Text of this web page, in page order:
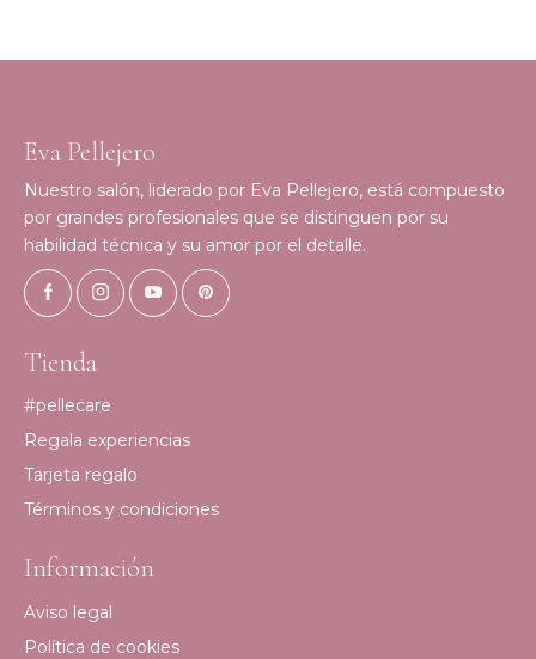
Eva Pellejero
Nuestro salón, liderado por Eva Pellejero, está compuesto
por grandes profesionales que se distinguen por su
habilidad técnica y su amor por el detalle.
Tienda
#pellecare
Regala experiencias
Tarjeta regalo
Términos y condiciones
Información
Aviso legal
Política de cookies